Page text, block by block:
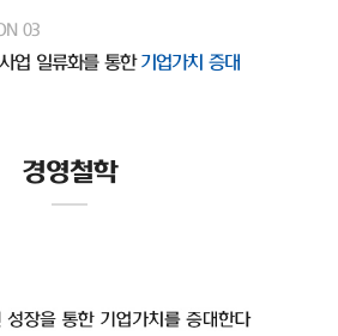
03
업 일류화를 통한 기업가치 증대
경영철학